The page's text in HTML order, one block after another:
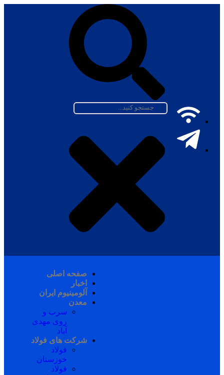
صفحه اصلی
اخبار
آلومینیوم ایران
معدن
سرب و
روی مهدی
آباد
شرکت های فولاد
فولاد
خوزستان
فولاد